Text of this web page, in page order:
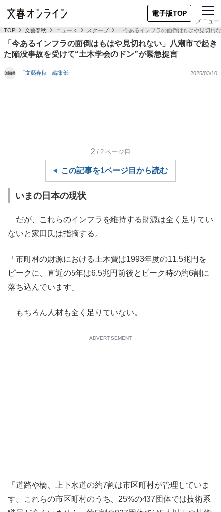
電子版TOP
メニュー
TOP 文藝春秋 ニュース スクープ 「今あるインフラの面倒はもはや見切れ
「今あるインフラの面倒はもはや見切れない」八潮市で起き
た陥没事故を受けて“土木学会のドン”が緊急提言
「文藝春秋」編集部 2025/03/10
2 /2 ページ目
この記事を1ページ目から読む
いまの日本の現状
だが、これらのインフラを維持する財源は全く足りてい
ないと家田氏は指摘する。
「市町村の財源における土木費は1993年度の11.5兆円を
ピークに、直近の5年は6.5兆円前後とピーク時の約6割に
落ち込んでいます」
もちろん人材も全く足りていない。
ADVERTISEMENT
「道路や橋、上下水道の約7割は市区町村が管理していま
す。これらの市区町村のうち、25%の437団体では技術系